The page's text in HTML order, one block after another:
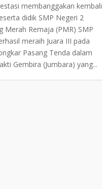
membanggakan kembali
didik SMP Negeri 2
Merah Remaja (PMR) SMP
meraih Juara III pada
Pasang Tenda dalam
Gembira (Jumbara) yang...